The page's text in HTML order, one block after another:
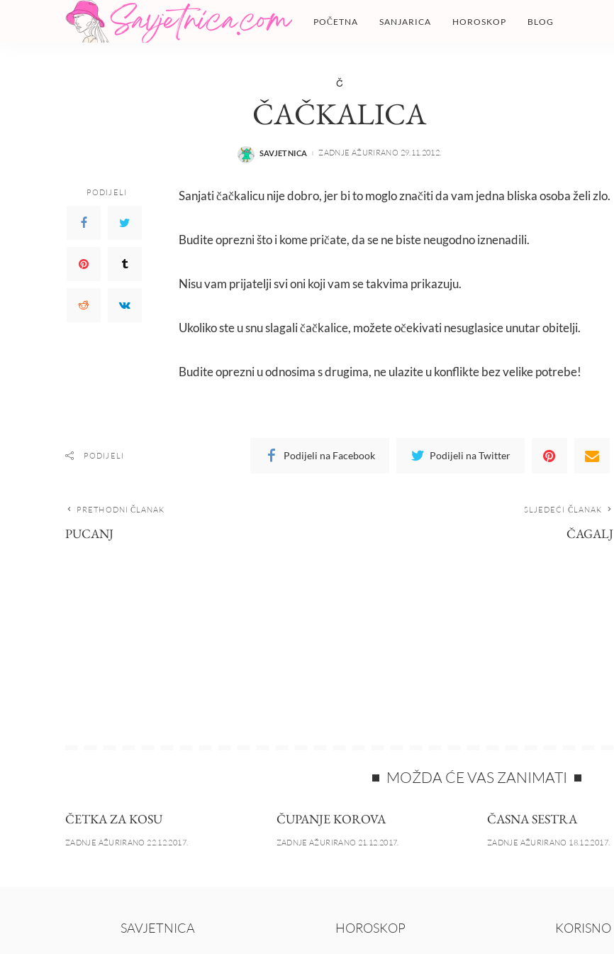
POČETNA SANJARICA HOROSKOP BLOG
Č
ČAČKALICA
POSTED
SAVJETNICA ZADNJE AŽURIRANO 29.11.2012.
PODIJELI Sanjati čačkalicu nije dobro, jer bi to moglo značiti da vam jedna bliska osoba želi zlo.
Budite oprezni što i kome pričate, da se ne biste neugodno iznenadili.
Nisu vam prijatelji svi oni koji vam se takvima prikazuju.
Ukoliko ste u snu slagali čačkalice, možete očekivati nesuglasice unutar obitelji.
Budite oprezni u odnosima s drugima, ne ulazite u konflikte bez velike potrebe!
PODIJELI Podijeli na Facebook Podijeli na Twitter
PRETHODNI ČLANAK
PUCANJ
SLJEDEĆI ČLANAK
ČAGALJ
MOŽDA ĆE VAS ZANIMATI
ČETKA ZA KOSU
ZADNJE AŽURIRANO 22.12.2017.
ČUPANJE KOROVA
ZADNJE AŽURIRANO 21.12.2017.
ČASNA SESTRA
ZADNJE AŽURIRANO 18.12.2017.
SAVJETNICA HOROSKOP KORISNO